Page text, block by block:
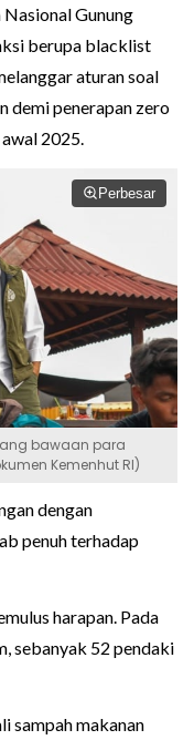
Gunung
berupa blacklist
aturan soal
demi penerapan zero
2025.
Perbesar
bawaan para
Kemenhut RI)
dengan
penuh terhadap
harapan. Pada
sebanyak 52 pendaki
sampah makanan